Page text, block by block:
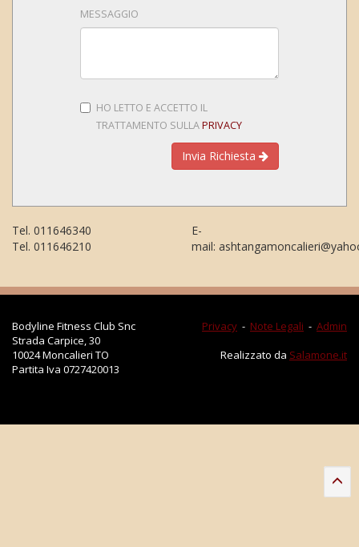
MESSAGGIO
HO LETTO E ACCETTO IL
TRATTAMENTO SULLAPRIVACY
Invia Richiesta
Tel. 011646340
Tel. 011646210
E-
mail:
Bodyline Fitness Club Snc
Strada Carpice, 30
10024 Moncalieri TO
Partita Iva 0727420013
Privacy - Note Legali - Admin
Realizzato da Salamone.it